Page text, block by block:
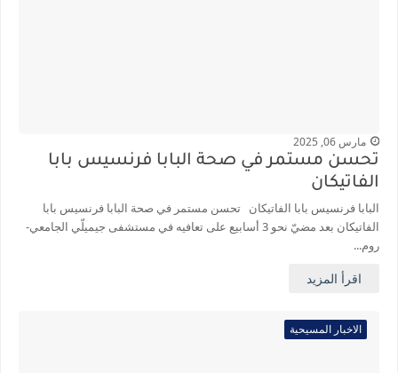
مارس 06, 2025
تحسن مستمر في صحة البابا فرنسيس بابا
الفاتيكان
البابا فرنسيس بابا الفاتيكان تحسن مستمر في صحة البابا فرنسيس بابا
الفاتيكان بعد مضيّ نحو 3 أسابيع على تعافيه في مستشفى جيميلّي الجامعي-
روم...
اقرأ المزيد
الاخبار المسيحية